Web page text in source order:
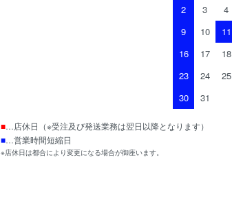
2
3 4
9
10 11
16
17 18
23
24 25
30
31
■…店休日（※受注及び発送業務は翌日以降となります）
■…営業時間短縮日
※店休日は都合により変更になる場合が御座います。